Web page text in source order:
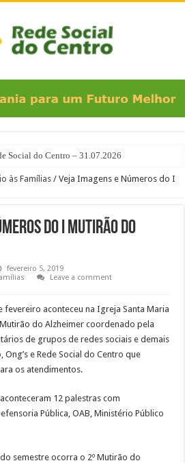
Social do Centro – 31.07.2026
às Famílias / Veja Imagens e Números do I
do I Mutirão do
fevereiro 5, 2019
Leave a comment
fevereiro aconteceu na Igreja Santa Maria
do Alzheimer coordenado pela
de grupos de redes sociais e demais
e Rede Social do Centro que
os atendimentos.
12 palestras com
Pública, OAB, Ministério Público
semestre ocorra o 2º Mutirão do